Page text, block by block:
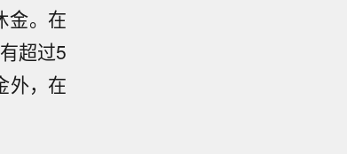
金。在
超过5
外，在